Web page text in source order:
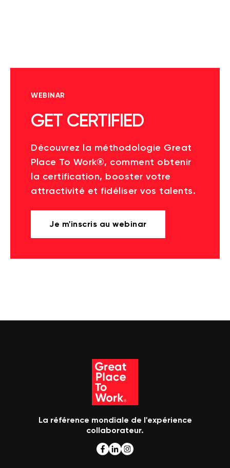
WEBINAR
GET CERTIFIED
Découvrez la méthodologie Great
Place To Work®, comment obtenir
la certification, booster votre
attractivité et fidéliser vos talents.
Je m'inscris au webinar
La référence mondiale de l'expérience
collaborateur.